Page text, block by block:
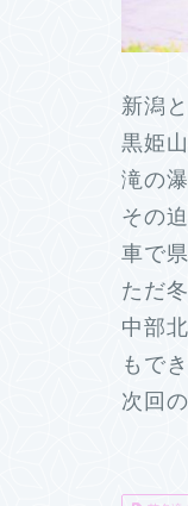
新潟
黒姫
滝の
その
車で
ただ
中部
もで
次回